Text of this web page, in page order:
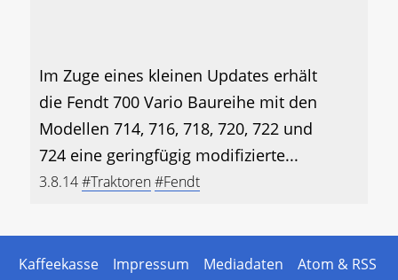
Im Zuge eines kleinen Updates erhält
die Fendt 700 Vario Baureihe mit den
Modellen 714, 716, 718, 720, 722 und
724 eine geringfügig modifizierte...
3.8.14#Traktoren#Fendt
Kaffeekasse Impressum Mediadaten
Atom & RSS